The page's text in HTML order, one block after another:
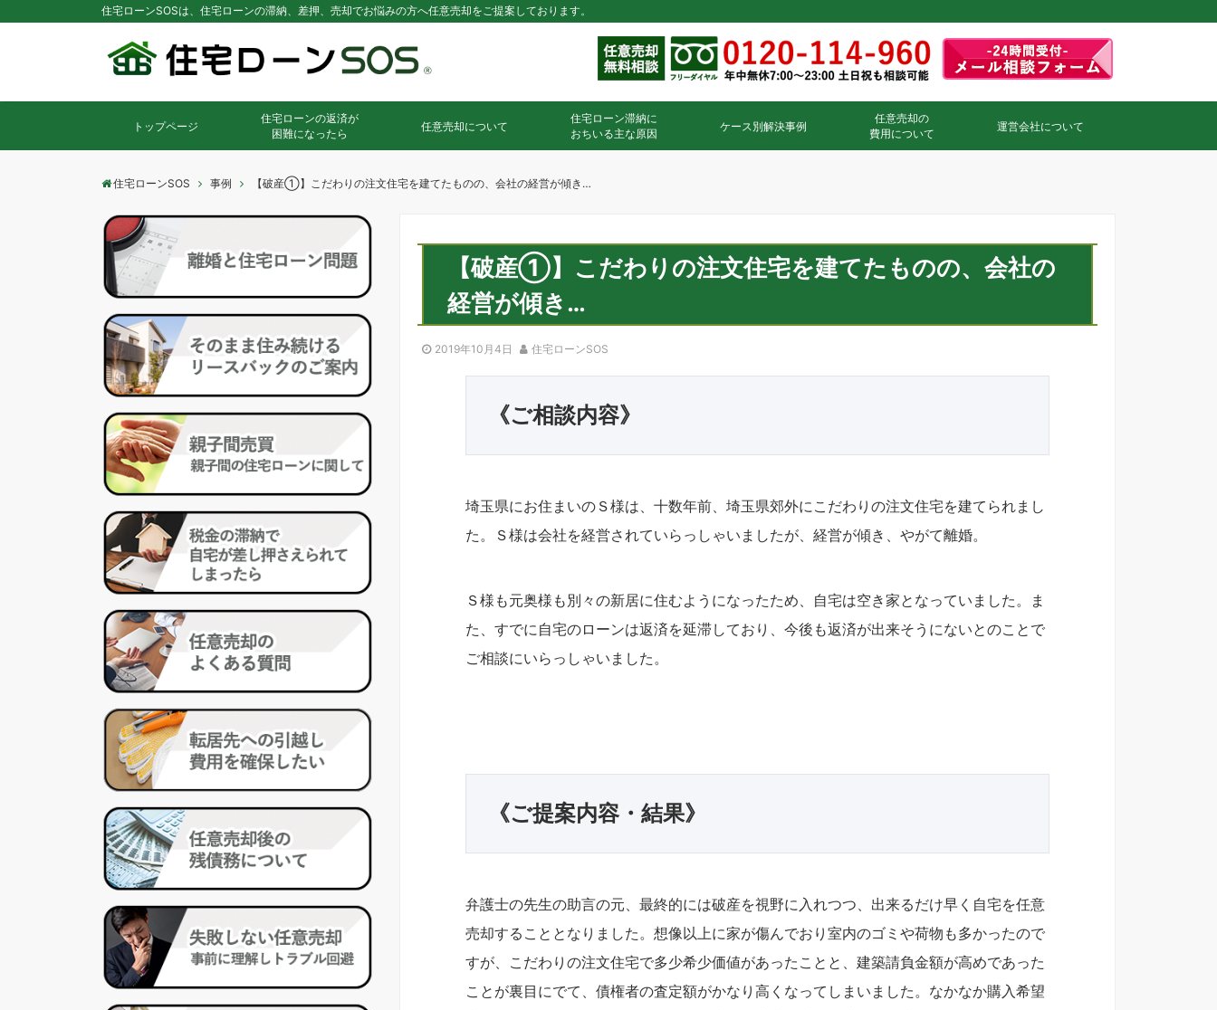
住宅ローンSOSは、住宅ローンの滞納、差押、売却でお悩みの方へ任意売却をご提案しております。
トップページ
住宅ローンの返済が
困難になったら
任意売却について
住宅ローン滞納に
おちいる主な原因
ケース別解決事例
任意売却の
費用について
運営会社について
住宅ローンSOS 事例 【破産①】こだわりの注文住宅を建てたものの、会社の経営が傾き…
【破産①】こだわりの注文住宅を建てたものの、会社の
経営が傾き…
2019年10月4日 住宅ローンSOS
《ご相談内容》
埼玉県にお住まいのＳ様は、十数年前、埼玉県郊外にこだわりの注文住宅を建てられまし
た。Ｓ様は会社を経営されていらっしゃいましたが、経営が傾き、やがて離婚。
Ｓ様も元奥様も別々の新居に住むようになったため、自宅は空き家となっていました。ま
た、すでに自宅のローンは返済を延滞しており、今後も返済が出来そうにないとのことで
ご相談にいらっしゃいました。
《ご提案内容・結果》
弁護士の先生の助言の元、最終的には破産を視野に入れつつ、出来るだけ早く自宅を任意
売却することとなりました。想像以上に家が傷んでおり室内のゴミや荷物も多かったので
すが、こだわりの注文住宅で多少希少価値があったことと、建築請負金額が高めであった
ことが裏目にでて、債権者の査定額がかなり高くなってしまいました。なかなか購入希望